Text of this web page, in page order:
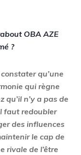
OBA AZE
?
qu’une
qui règne
qu’il n’y a pas de
faut redoubler
des influences
le cap de
rivale de l’être